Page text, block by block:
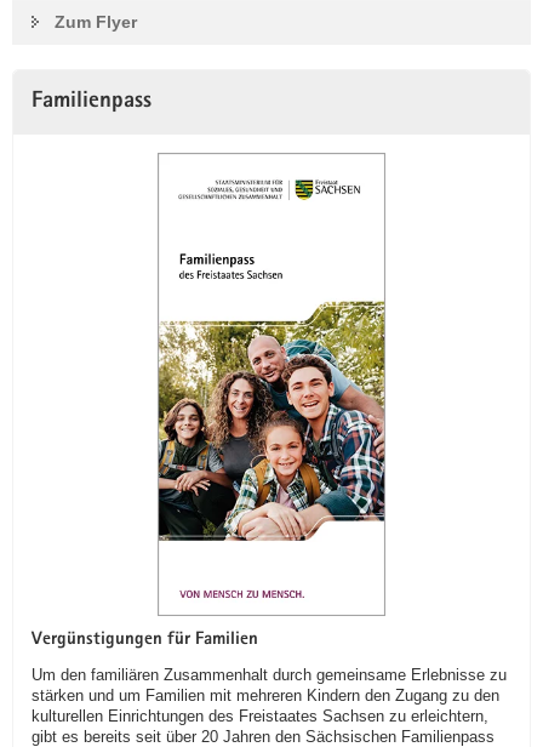
Zum Flyer
Familienpass
Vergünstigungen für Familien
Um den familiären Zusammenhalt durch gemeinsame Erlebnisse zu
stärken und um Familien mit mehreren Kindern den Zugang zu den
kulturellen Einrichtungen des Freistaates Sachsen zu erleichtern,
gibt es bereits seit über 20 Jahren den Sächsischen Familienpass